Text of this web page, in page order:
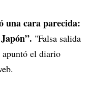
una cara parecida:
"Falsa salida
el diario